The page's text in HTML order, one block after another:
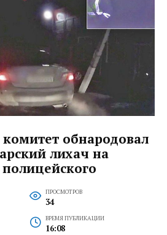
обнародовал
лихач на
ПРОСМОТРОВ
34
ВРЕМЯ ПУБЛИКАЦИИ
16:08